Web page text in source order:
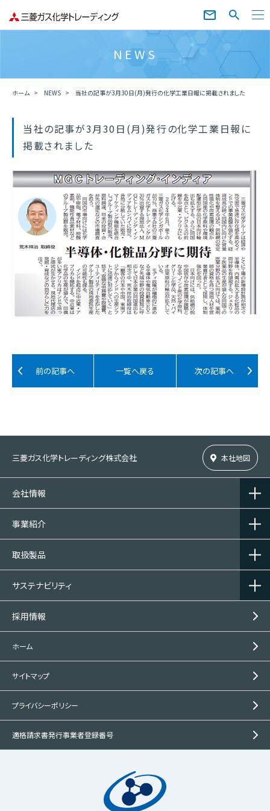
NEWS
ホーム NEWS 当社の記事が3月30日(月)発行の化学工業日報に掲載されました
当社の記事が3月30日(月)発行の化学工業日報に
掲載されました
前の記事へ 一覧へ戻る 次の記事へ
三菱ガス化学トレーディング株式会社 本社地図
会社情報
事業紹介
取扱製品
サステナビリティ
採用情報
ホーム
サイトマップ
プライバシーポリシー
適格請求書発行事業者登録番号